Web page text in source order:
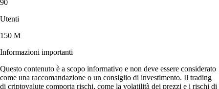
90
Utenti
150 M
Informazioni importanti
Questo contenuto è a scopo informativo e non deve essere considerato
come una raccomandazione o un consiglio di investimento. Il trading
di criptovalute comporta rischi, come la volatilità dei prezzi e i rischi di